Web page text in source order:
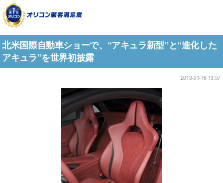
北米国際自動車ショーで、“アキュラ新型”と“進化した
アキュラ”を世界初披露
2013-01-16 13:57